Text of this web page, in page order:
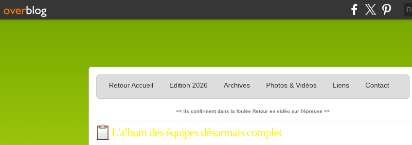
Retour Accueil Edition 2026 Archives Photos & Vidéos Liens Contact
<< Ils confirment dans la foulée Retour en vidéo sur l'épreuve >>
L'album des équipes désormais complet